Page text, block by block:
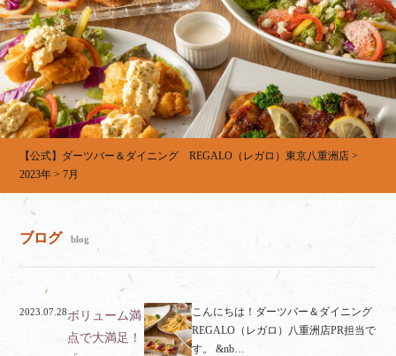
【公式】ダーツバー＆ダイニング REGALO（レガロ）東京八重洲店 >
2023年 >7月
ブログ blog
2023.07.28ボリューム満
点で大満足！
こんにちは！ダーツバー＆ダイニング
REGALO（レガロ）八重洲店PR担当で
す。 &nb…